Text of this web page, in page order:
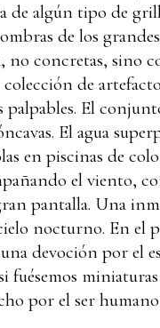
de algún tipo de
de los
no concretas, sino
colección de
palpables. El
El agua
en piscinas de
el viento,
pantalla. Una
nocturno. En el
devoción por el
fuésemos
por el ser